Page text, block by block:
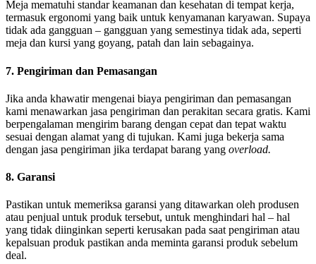
Meja mematuhi standar keamanan dan kesehatan di tempat kerja,
termasuk ergonomi yang baik untuk kenyamanan karyawan. Supaya
tidak ada gangguan – gangguan yang semestinya tidak ada, seperti
meja dan kursi yang goyang, patah dan lain sebagainya.
7. Pengiriman dan Pemasangan
Jika anda khawatir mengenai biaya pengiriman dan pemasangan
kami menawarkan jasa pengiriman dan perakitan secara gratis. Kami
berpengalaman mengirim barang dengan cepat dan tepat waktu
sesuai dengan alamat yang di tujukan. Kami juga bekerja sama
dengan jasa pengiriman jika terdapat barang yang overload.
8. Garansi
Pastikan untuk memeriksa garansi yang ditawarkan oleh produsen
atau penjual untuk produk tersebut, untuk menghindari hal – hal
yang tidak diinginkan seperti kerusakan pada saat pengiriman atau
kepalsuan produk pastikan anda meminta garansi produk sebelum
deal.